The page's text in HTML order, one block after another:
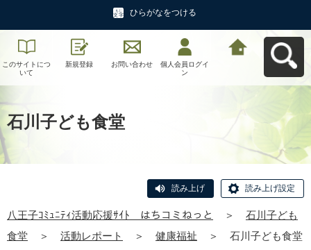
ひらがなをつける
このサイトにつ
いて
新規登録 お問い合わせ
個人会員ログイ
ン
石川子ども食堂
読み上げ 読み上げ設定
八王子ｺﾐｭﾆﾃｨ活動応援ｻｲﾄ はちコミねっと ＞
石川子ども
食堂
＞ 活動レポート ＞ 健康福祉 ＞
石川子ども食堂